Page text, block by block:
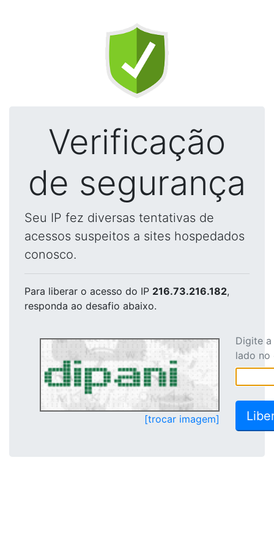
Verificação
de segurança
Seu IP fez diversas tentativas de
acessos suspeitos a sites hospedados
conosco.
Para liberar o acesso do IP 216.73.216.182,
responda ao desafio abaixo.
[trocar imagem]
Digite
lado no